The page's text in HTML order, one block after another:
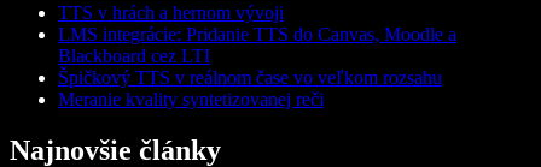
TTS v hrách a hernom vývoji
LMS integrácie: Pridanie TTS do Canvas, Moodle a
Blackboard cez LTI
Špičkový TTS v reálnom čase vo veľkom rozsahu
Meranie kvality syntetizovanej reči
Najnovšie články